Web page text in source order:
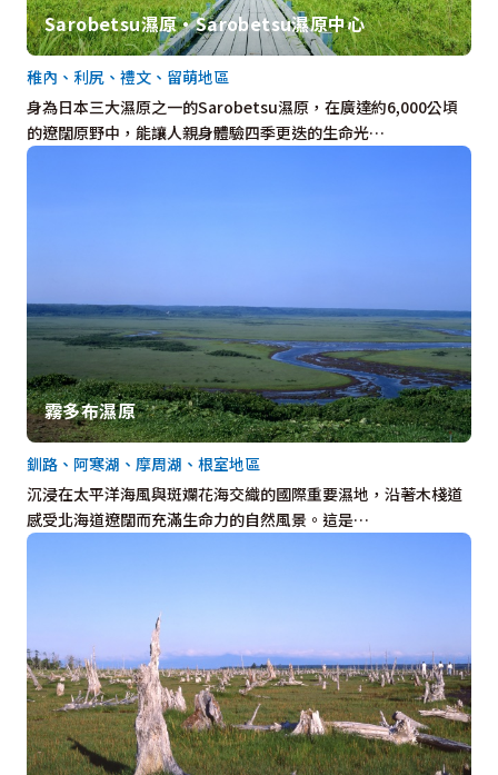
Sarobetsu濕原・Sarobetsu濕原中心
身為日本三大濕原之一的Sarobetsu濕原，在廣達約6,000公頃
的遼闊原野中，能讓人親身體驗四季更迭的生命光…
稚內、利尻、禮文、留萌地區
霧多布濕原
沉浸在太平洋海風與斑斕花海交織的國際重要濕地，沿著木棧道
感受北海道遼闊而充滿生命力的自然風景。這是…
釧路、阿寒湖、摩周湖、根室地區